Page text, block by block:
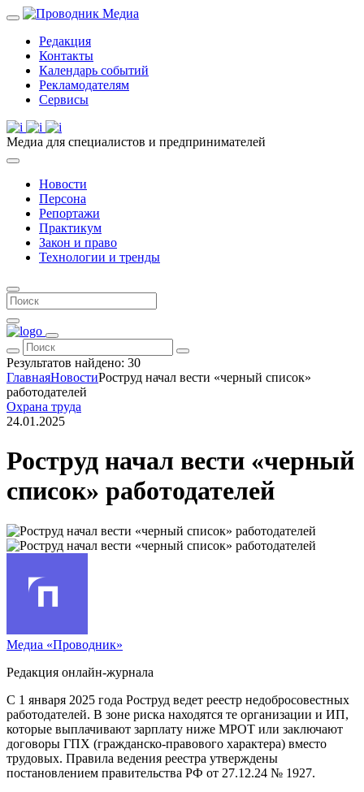
Редакция
Контакты
Календарь событий
Рекламодателям
Сервисы
Медиа для специалистов и предпринимателей
Новости
Персона
Репортажи
Практикум
Закон и право
Технологии и тренды
Результатов найдено: 30
ГлавнаяНовостиРоструд начал вести «черный список»
работодателей
Охрана труда
24.01.2025
Роструд начал вести «черный
список» работодателей
Медиа «Проводник»
Редакция онлайн-журнала
С 1 января 2025 года Роструд ведет реестр недобросовестных
работодателей. В зоне риска находятся те организации и ИП,
которые выплачивают зарплату ниже МРОТ или заключают
договоры ГПХ (гражданско-правового характера) вместо
трудовых. Правила ведения реестра утверждены
постановлением правительства РФ от 27.12.24 № 1927.